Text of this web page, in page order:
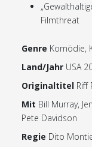
Filmthreat
Genre Komödie,
Land/Jahr USA
Originaltitel Riff
Mit Bill Murray,
Pete Davidson
Regie Dito